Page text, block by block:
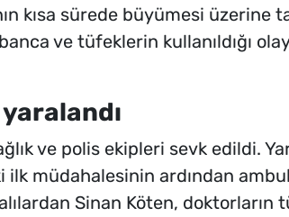
kısa sürede büyümesi üzerine
ve tüfeklerin kullanıldığı
ve polis ekipleri sevk edildi.
ilk müdahalesinin ardından
Sinan Köten,